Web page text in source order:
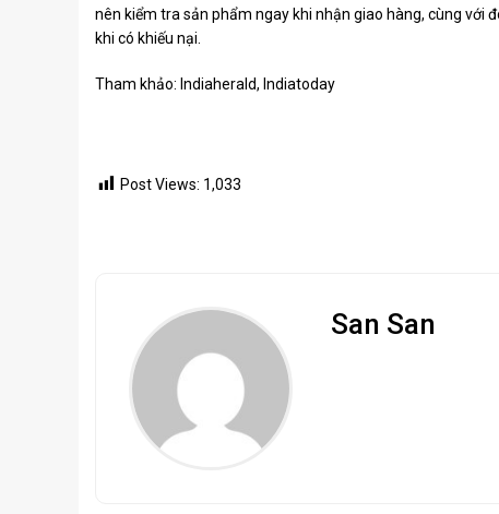
nên kiểm tra sản phẩm ngay khi nhận giao hàng, cùng với
khi có khiếu nại.
Tham khảo: Indiaherald, Indiatoday
Post Views: 1,033
San San